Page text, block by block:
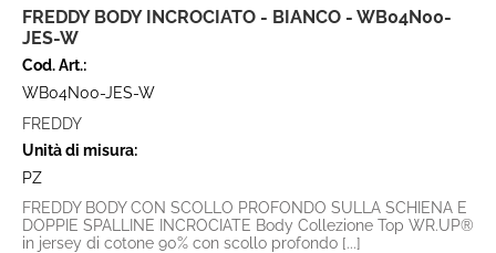
FREDDY BODY INCROCIATO - BIANCO - WB04N00-
JES-W
Cod. Art.:
WB04N00-JES-W
FREDDY
Unità di misura:
PZ
FREDDY BODY CON SCOLLO PROFONDO SULLA SCHIENA E
DOPPIE SPALLINE INCROCIATE Body Collezione Top WR.UP®
in jersey di cotone 90% con scollo profondo [...]